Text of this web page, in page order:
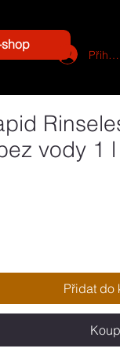
vody 1 l
Přidat do